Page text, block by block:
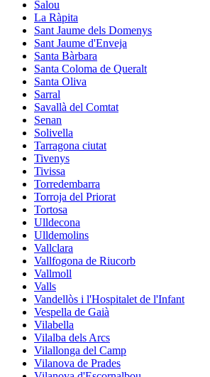
Salou
La Ràpita
Sant Jaume dels Domenys
Sant Jaume d'Enveja
Santa Bàrbara
Santa Coloma de Queralt
Santa Oliva
Sarral
Savallà del Comtat
Senan
Solivella
Tarragona ciutat
Tivenys
Tivissa
Torredembarra
Torroja del Priorat
Tortosa
Ulldecona
Ulldemolins
Vallclara
Vallfogona de Riucorb
Vallmoll
Valls
Vandellòs i l'Hospitalet de l'Infant
Vespella de Gaià
Vilabella
Vilalba dels Arcs
Vilallonga del Camp
Vilanova de Prades